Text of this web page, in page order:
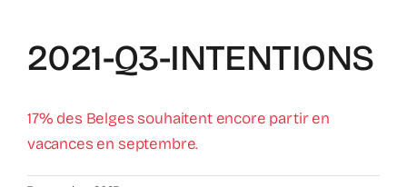
Trends En Evoluties Van De Reissector
Nieuws
2021-Q3-INTENTIONS
17% des Belges souhaitent encore partir en
vacances en septembre.